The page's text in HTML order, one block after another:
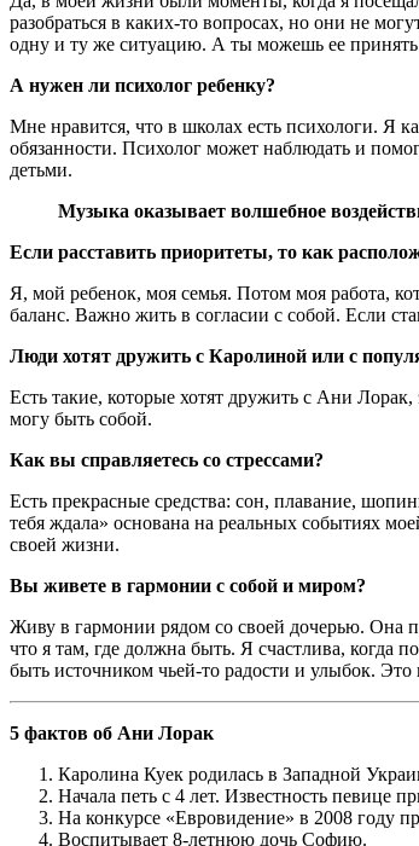
разобраться в каких-то вопросах, но они не
одну и ту же ситуацию. А ты можешь ее
А нужен ли психолог ребенку?
Мне нравится, что в школах есть психологи. Я
обязанности. Психолог может наблюдать и
детьми.
Музыка оказывает волшебное
Если расставить приоритеты, то как
Я, мой ребенок, моя семья. Потом моя работа,
баланс. Важно жить в согласии с собой. Если
Люди хотят дружить с Каролиной или с
Есть такие, которые хотят дружить с Ани
могу быть собой.
Как вы справляетесь со стрессами?
Есть прекрасные средства: сон, плавание,
тебя ждала» основана на реальных событиях
своей жизни.
Вы живете в гармонии с собой и миром?
Живу в гармонии рядом со своей дочерью. Она
что я там, где должна быть. Я счастлива, когда
быть источником чьей-то радости и улыбок. Это
5 фактов об Ани Лорак
Каролина Куек родилась в Западной
Начала петь с 4 лет. Известность певице
На конкурсе «Евровидение» в 2008 году
Воспитывает 8-летнюю дочь Софию.